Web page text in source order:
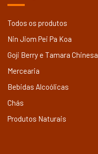
Todos os produtos
Nin Jiom Pei Pa Koa
Goji Berry e Tamara Chinesa
Mercearia
Bebidas Alcoólicas
Chás
Produtos Naturais